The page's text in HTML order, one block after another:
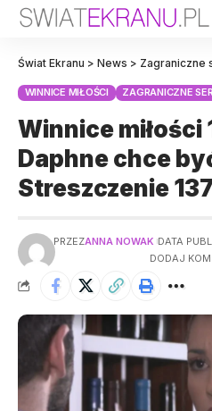
Świat Ekranu > News > Zagraniczne
WINNICE MIŁOŚCI ZAGRANICZNE
Winnice miłości
Daphne chce
Streszczenie
PRZEZANNA NOWAK DATA
DODAJ